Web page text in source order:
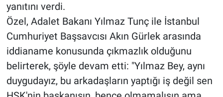
yanıtını verdi.
Özel, Adalet Bakanı Yılmaz Tunç ile İstanbul
Cumhuriyet Başsavcısı Akın Gürlek arasında
iddianame konusunda çıkmazlık olduğunu
belirterek, şöyle devam etti: "Yılmaz Bey, aynı
duygudayız, bu arkadaşların yaptığı iş değil sen